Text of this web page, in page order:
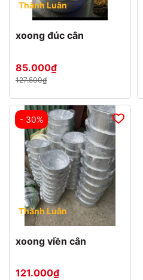
Thành Luân
xoong đúc cân
85.000₫
127.500₫
- 30%
Thành Luân
xoong viền cân
121.000₫